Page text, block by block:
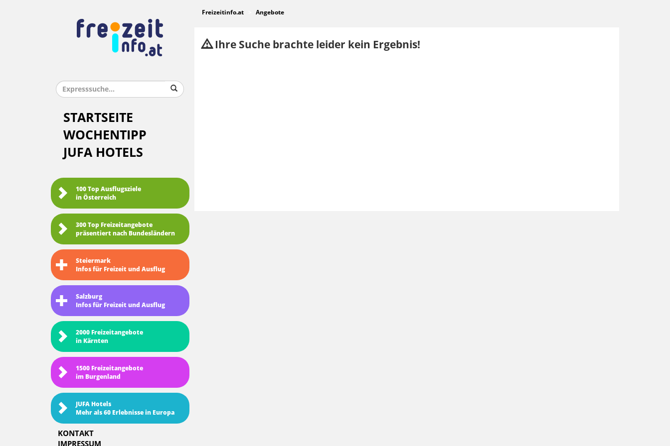
STARTSEITE
WOCHENTIPP
JUFA HOTELS
100 Top Ausflugsziele
in Österreich
300 Top Freizeitangebote
präsentiert nach Bundesländern
Steiermark
Infos für Freizeit und Ausflug
Salzburg
Infos für Freizeit und Ausflug
2000 Freizeitangebote
in Kärnten
1500 Freizeitangebote
im Burgenland
JUFA Hotels
Mehr als 60 Erlebnisse in Europa
KONTAKT
IMPRESSUM
Freizeitinfo.at Angebote
Ihre Suche brachte leider kein Ergebnis!